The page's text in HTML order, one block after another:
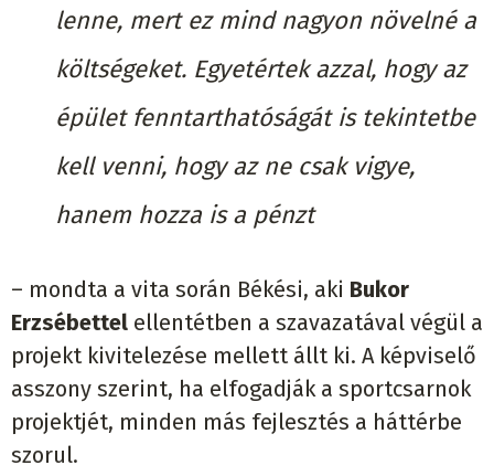
lenne, mert ez mind nagyon növelné a
költségeket. Egyetértek azzal, hogy az
épület fenntarthatóságát is tekintetbe
kell venni, hogy az ne csak vigye,
hanem hozza is a pénzt
– mondta a vita során Békési, aki Bukor
Erzsébettel ellentétben a szavazatával végül a
projekt kivitelezése mellett állt ki. A képviselő
asszony szerint, ha elfogadják a sportcsarnok
projektjét, minden más fejlesztés a háttérbe
szorul.